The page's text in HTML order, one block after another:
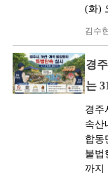
(화)
김수
경
는
경주
속산
합동
불법
까지